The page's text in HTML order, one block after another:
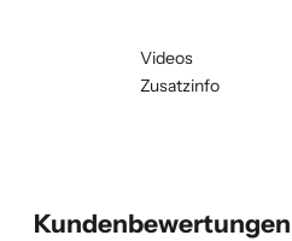
Videos
Zusatzinfo
Kundenbewertungen